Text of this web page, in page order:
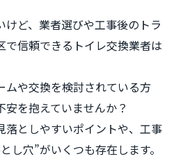
けど、業者選びや工事後のトラ
信頼できるトイレ交換業者は
ムや交換を検討されている方
を抱えていませんか？
落としやすいポイントや、工事
し穴”がいくつも存在します。